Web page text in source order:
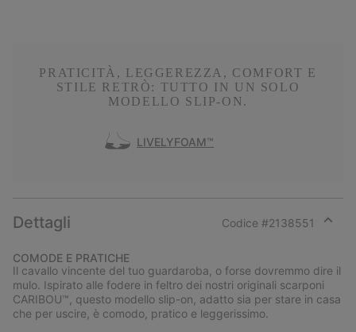
PRATICITÀ, LEGGEREZZA, COMFORT E
STILE RETRÒ: TUTTO IN UN SOLO
MODELLO SLIP-ON.
LIVELYFOAM™
Dettagli Codice #2138551
section
COMODE E PRATICHE
Il cavallo vincente del tuo guardaroba, o forse dovremmo dire il
mulo. Ispirato alle fodere in feltro dei nostri originali scarponi
CARIBOU™, questo modello slip-on, adatto sia per stare in casa
che per uscire, è comodo, pratico e leggerissimo.